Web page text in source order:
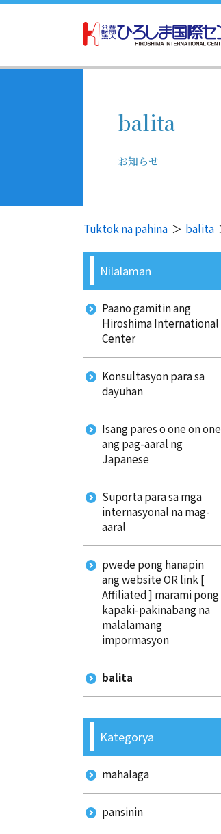
balita
お知らせ
Tuktok na pahina balita
Nilalaman
Paano gamitin ang
Hiroshima International
Center
Konsultasyon para sa
dayuhan
Isang pares o one on one
ang pag-aaral ng
Japanese
Suporta para sa mga
internasyonal na mag-
aaral
pwede pong hanapin
ang website OR link [
Affiliated ] marami pong
kapaki-pakinabang na
malalamang
impormasyon
balita
Kategorya
mahalaga
pansinin